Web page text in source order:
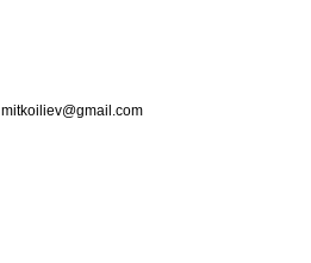
mitkoiliev@gmail.com